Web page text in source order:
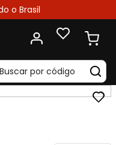
o Brasil
Buscar por código